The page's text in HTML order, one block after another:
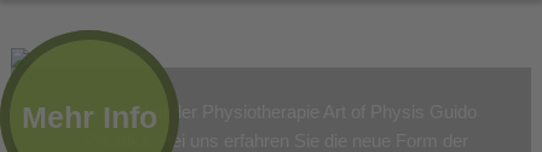
in der Welt der Physiotherapie Art of Physis Guido
Przadka. Bei uns erfahren Sie die neue Form der
Mehr Info